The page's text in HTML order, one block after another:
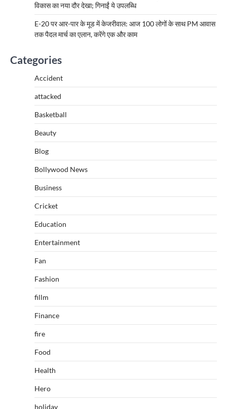
विकास का नया दौर देखा; गिनाईं ये उपलब्धि
E-20 पर आर-पार के मूड में केजरीवाल: आज 100 लोगों के साथ PM आवास
तक पैदल मार्च का एलान, करेंगे एक और काम
Categories
Accident
attacked
Basketball
Beauty
Blog
Bollywood News
Business
Cricket
Education
Entertainment
Fan
Fashion
fillm
Finance
fire
Food
Health
Hero
holiday